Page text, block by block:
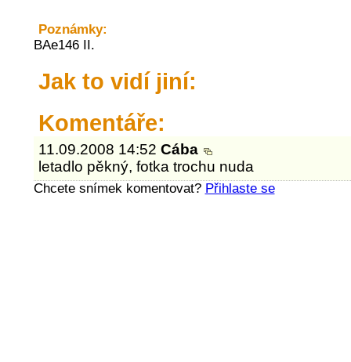
Poznámky:
BAe146 II.
Jak to vidí jiní:
Komentáře:
11.09.2008 14:52Cába
letadlo pěkný, fotka trochu nuda
Chcete snímek komentovat? Přihlaste se